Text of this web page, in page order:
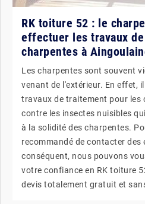
RK toiture 52 : le
effectuer les travaux
charpentes à
Les charpentes sont souvent
venant de l'extérieur. En effet,
travaux de traitement pour les
contre les insectes nuisibles
à la solidité des charpentes.
recommandé de contacter des
conséquent, nous pouvons
votre confiance en RK toiture
devis totalement gratuit et